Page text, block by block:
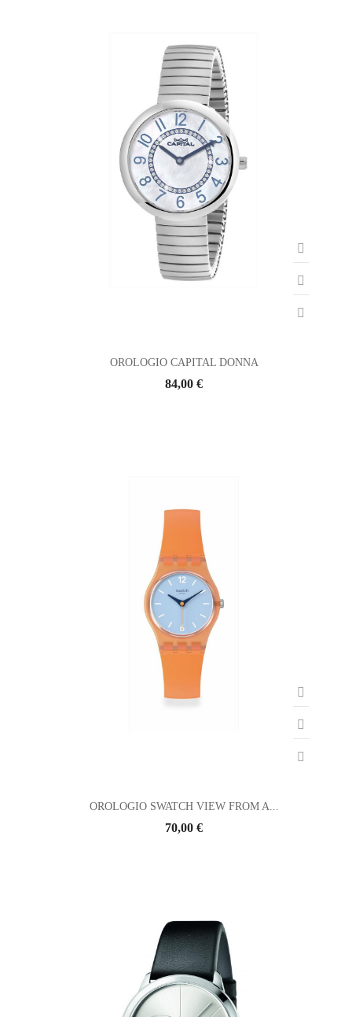
OROLOGIO CAPITAL DONNA
84,00 €
OROLOGIO SWATCH VIEW FROM A...
70,00 €